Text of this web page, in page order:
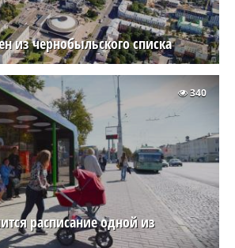
из чернобыльского списка
расписание одной из
340